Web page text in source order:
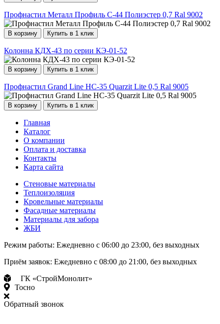
Профнастил Металл Профиль С-44 Полиэстер 0,7 Ral 9002
В корзину Купить в 1 клик
Колонна КДХ-43 по серии КЭ-01-52
В корзину Купить в 1 клик
Профнастил Grand Line НС-35 Quarzit Lite 0,5 Ral 9005
В корзину Купить в 1 клик
Главная
Каталог
О компании
Оплата и доставка
Контакты
Карта сайта
Стеновые материалы
Теплоизоляция
Кровельные материалы
Фасадные материалы
Материалы для забора
ЖБИ
Режим работы: Ежедневно с 06:00 до 23:00, без выходных
Приём заявок: Ежедневно с 08:00 до 21:00, без выходных
ГК «СтройМонолит»
Тосно
Обратный звонок